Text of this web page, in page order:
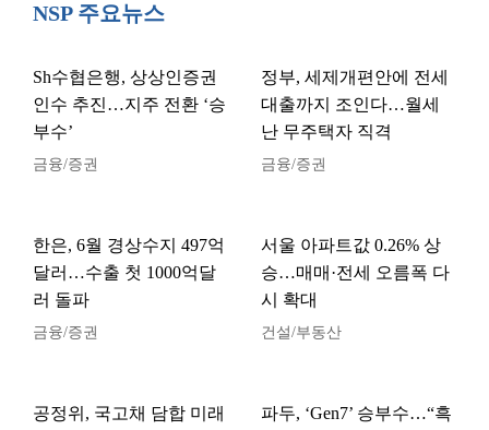
NSP 주요뉴스
Sh수협은행, 상상인증권
인수 추진…지주 전환 ‘승
부수’
금융/증권
정부, 세제개편안에 전세
대출까지 조인다…월세
난 무주택자 직격
금융/증권
한은, 6월 경상수지 497억
달러…수출 첫 1000억달
러 돌파
금융/증권
서울 아파트값 0.26% 상
승…매매·전세 오름폭 다
시 확대
건설/부동산
공정위, 국고채 담합 미래
파두, ‘Gen7’ 승부수…“흑